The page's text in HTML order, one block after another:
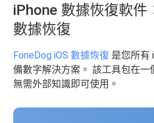
iPhone 數據恢復軟件
數據恢復
FoneDog iOS 數據恢復 是您所有
備數字解決方案。 該工具包在一
無需外部知識即可使用。